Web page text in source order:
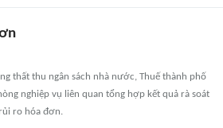
thất thu ngân sách nhà nước, Thuế thành phố
nghiệp vụ liên quan tổng hợp kết quả rà soát
ro hóa đơn.